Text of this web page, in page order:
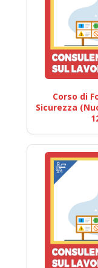
Corso di
Sicurezza